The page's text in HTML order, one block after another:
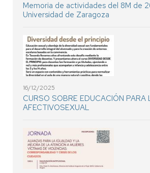
Memoria de actividades del 8M de
Universidad de Zaragoza
16/12/2025
CURSO SOBRE EDUCACIÓN PARA
AFECTIVOSEXUAL